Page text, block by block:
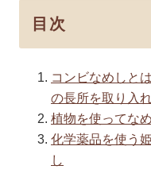
目次
コンビなめしと
の長所を取り入
植物を使ってな
化学薬品を使う
し